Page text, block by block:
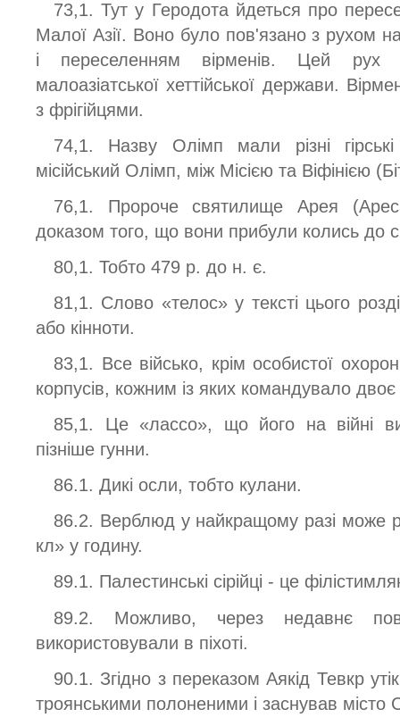
73,1. Тут у Геродота йдеться про
Малої Азії. Воно було пов'язано з рухом
і переселенням вірменів. Цей рух
малоазіатської хеттійської держави.
з фрігійцями.
74,1. Назву Олімп мали різні
місійський Олімп, між Місією та Віфінією
76,1. Пророче святилище Арея
доказом того, що вони прибули колись до
80,1. Тобто 479 р. до н. є.
81,1. Слово «телос» у тексті цього
або кінноти.
83,1. Все військо, крім особистої
корпусів, кожним із яких командувало двоє
85,1. Це «лассо», що його на війні
пізніше гунни.
86.1. Дикі осли, тобто кулани.
86.2. Верблюд у найкращому разі може
кл» у годину.
89.1. Палестинські сірійці - це
89.2. Можливо, через недавнє
використовували в піхоті.
90.1. Згідно з переказом Аякід Тевкр
троянськими полоненими і заснував місто